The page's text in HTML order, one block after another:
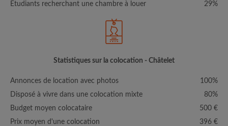
Étudiants recherchant une chambre à louer
29%
Statistiques sur la colocation - Châtelet
Annonces de location avec photos
100%
Disposé à vivre dans une colocation mixte
80%
Budget moyen colocataire
500 €
Prix moyen d'une colocation
396 €